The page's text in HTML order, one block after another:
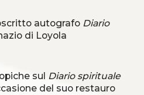
autografo Diario
di Loyola
sul Diario spirituale
del suo restauro